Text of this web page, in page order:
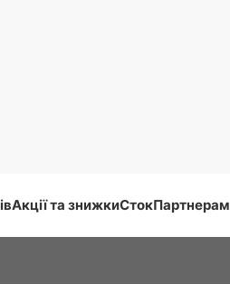
Акції та знижкиСтокПартнерам